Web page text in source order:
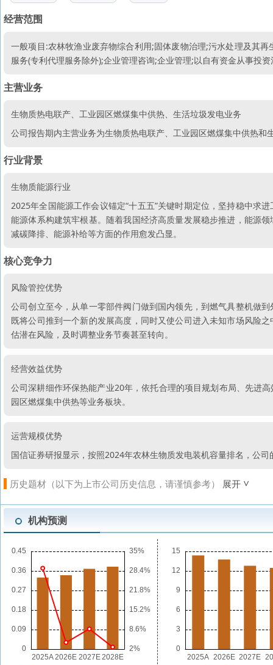
经营范围
一般项目:农林牧渔业废弃物综合利用;固体废物治理;污水处理及其
服务(专利代理服务除外);企业管理咨询;企业管理;以自有资金从事投
主营业务
生物质热电联产、工业园区燃煤集中供热、生活垃圾发电业务
公司报告期内主营业务为生物质热电联产、工业园区燃煤集中供热
行业背景
生物质能源行业
2025年全国能源工作会议锚定“十五五”关键时期定位，坚持稳中求
能源体系构建筑牢根基。随着我国经济高质量发展稳步推进，能源
减碳降排、能源补给等方面的作用愈发凸显。
核心竞争力
风险管控优势
公司创立至今，从单一零部件阀门做到国内领先，到燃气具整机做
既将公司推到一个新的发展高度，同时又使公司进入未知市场风险
估潜在风险，及时调整业务节奏甚至转向。
经营效益优势
公司深耕细作环保热能产业20年，依托合理的项目规划布局、先进
园区燃煤集中供热等业务板块。
运营规模优势
国信证券研报显示，按照2024年农林生物质发电装机容量排名，公
历史题材（以下为上市公司历史信息，请谨慎参考） 展开
机构预测